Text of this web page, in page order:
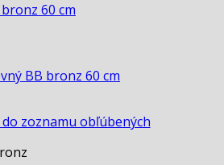
60 cm
zoznamu obľúbených